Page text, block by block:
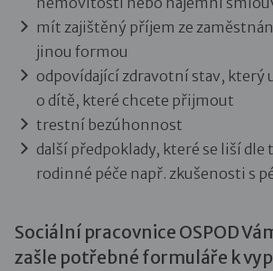
mít zajištěný příjem ze
jinou formou
odpovídající zdravotní stav, který
o dítě, které chcete přijmout
trestní bezúhonnost
další předpoklady, které se liší
rodinné péče např. zkušenosti s
Sociální pracovnice OSPOD
zašle potřebné formuláře k